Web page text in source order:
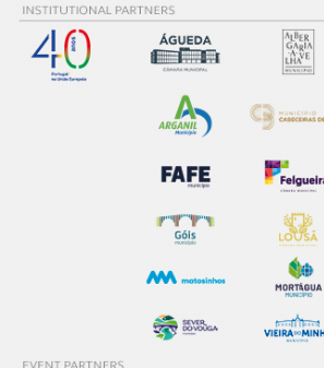
Consulte a política de cookies do site.